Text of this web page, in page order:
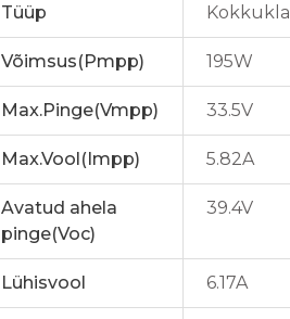
Tüüp
Võimsus(Pmpp) 195W
Max.Pinge(Vmpp) 33.5V
Max.Vool(Impp) 5.82A
Avatud ahela
pinge(Voc)
39.4V
Lühisvool 6.17A